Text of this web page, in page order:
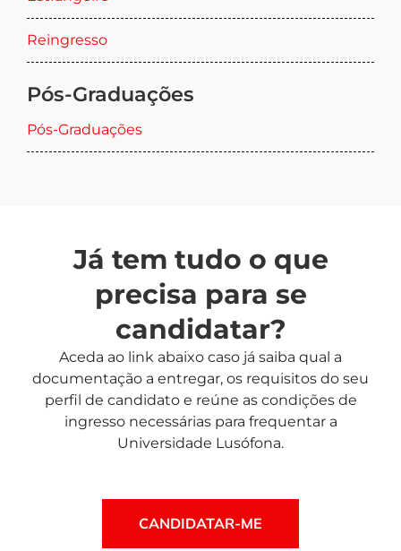
Reingresso
Pós-Graduações
Pós-Graduações
Já tem tudo o que
precisa para se
candidatar?
Aceda ao link abaixo caso já saiba qual a
documentação a entregar, os requisitos do seu
perfil de candidato e reúne as condições de
ingresso necessárias para frequentar a
Universidade Lusófona.
CANDIDATAR-ME